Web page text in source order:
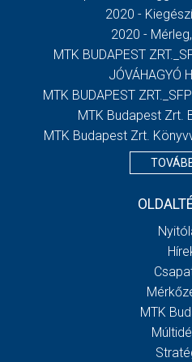
2020 -
2020 -
MTK BUDAPEST
JÓVÁHAGYÓ
MTK BUDAPEST
MTK Budapest Zrt.
MTK Budapest Zrt.
MTK